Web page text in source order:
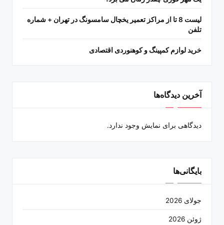
لیست 8 تا از مراکز تعمیر یخچال سامسونگ در تهران + شماره
تلفن
خرید لوازم کمپینگ و کوهنوردی اقتصادی
آخرین دیدگاه‌ها
دیدگاهی برای نمایش وجود ندارد.
بایگانی‌ها
جولای 2026
ژوئن 2026